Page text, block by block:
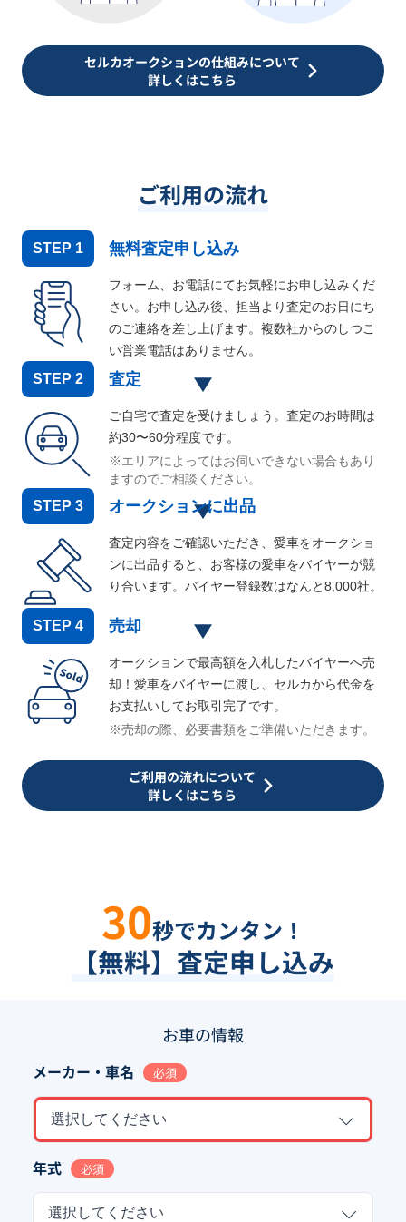
セルカオークションの仕組みについて
詳しくはこちら
ご利用の流れ
STEP 1 無料査定申し込み
フォーム、お電話にてお気軽にお申し込みくだ
さい。お申し込み後、担当より査定のお日にち
のご連絡を差し上げます。複数社からのしつこ
い営業電話はありません。
STEP 2 査定
ご自宅で査定を受けましょう。査定のお時間は
約30〜60分程度です。
※エリアによってはお伺いできない場合もあり
ますのでご相談ください。
STEP 3 オークションに出品
査定内容をご確認いただき、愛車をオークショ
ンに出品すると、お客様の愛車をバイヤーが競
り合います。バイヤー登録数はなんと8,000社。
STEP 4 売却
オークションで最高額を入札したバイヤーへ売
却！愛車をバイヤーに渡し、セルカから代金を
お支払いしてお取引完了です。
※売却の際、必要書類をご準備いただきます。
ご利用の流れについて
詳しくはこちら
30秒でカンタン！
【無料】査定申し込み
お車の情報
メーカー・車名 必須
選択してください
年式 必須
選択してください